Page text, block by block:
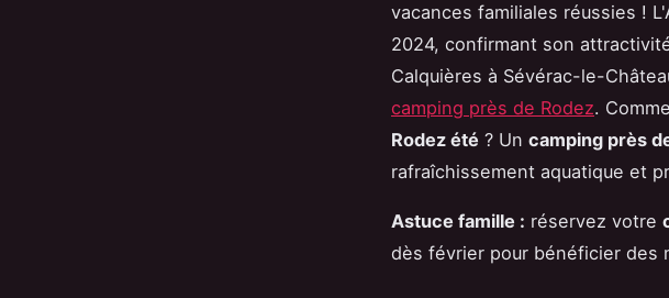
vacances familiales réussies !
2024, confirmant son
Calquières à Sévérac-le-
camping près de Rodez.
Rodez été ? Un camping près
rafraîchissement aquatique et
Astuce famille : réservez votre
dès février pour bénéficier des